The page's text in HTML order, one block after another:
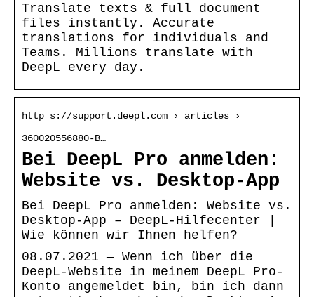
Translate texts & full document
files instantly. Accurate
translations for individuals and
Teams. Millions translate with
DeepL every day.
http s://support.deepl.com › articles ›
360020556880-B…
Bei DeepL Pro anmelden:
Website vs. Desktop-App
Bei DeepL Pro anmelden: Website vs.
Desktop-App – DeepL-Hilfecenter |
Wie können wir Ihnen helfen?
08.07.2021 — Wenn ich über die
DeepL-Website in meinem DeepL Pro-
Konto angemeldet bin, bin ich dann